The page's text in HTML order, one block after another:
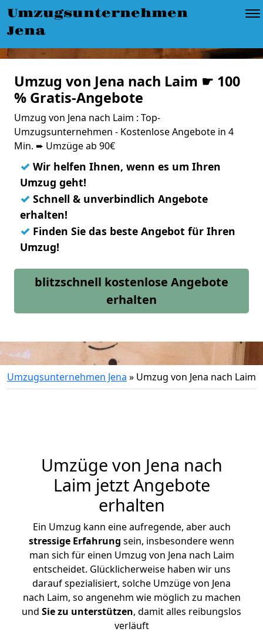
Umzugsunternehmen
Jena
Umzug von Jena nach Laim ☛ 100
% Gratis-Angebote
Umzug von Jena nach Laim : Top-
Umzugsunternehmen - Kostenlose Angebote in 4
Min. ➨ Umzüge ab 90€
✓ Wir helfen Ihnen, wenn es um Ihren
Umzug geht!
✓ Schnell & unverbindlich Angebote
erhalten!
✓ Finden Sie das beste Angebot für Ihren
Umzug!
blitzschnell kostenlose Angebote
erhalten
Umzugsunternehmen Jena » Umzug von Jena nach Laim
Umzüge von Jena nach
Laim jetzt Angebote
erhalten
Ein Umzug kann eine aufregende, aber auch
stressige Erfahrung sein, insbesondere wenn
man sich für einen Umzug von Jena nach Laim
entscheidet. Glücklicherweise haben wir uns
darauf spezialisiert, solche Umzüge von Jena
nach Laim, so angenehm wie möglich zu machen
und Sie zu unterstützen, damit alles reibungslos
verläuft